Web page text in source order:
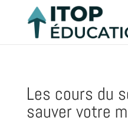
Les cours du
sauver votre